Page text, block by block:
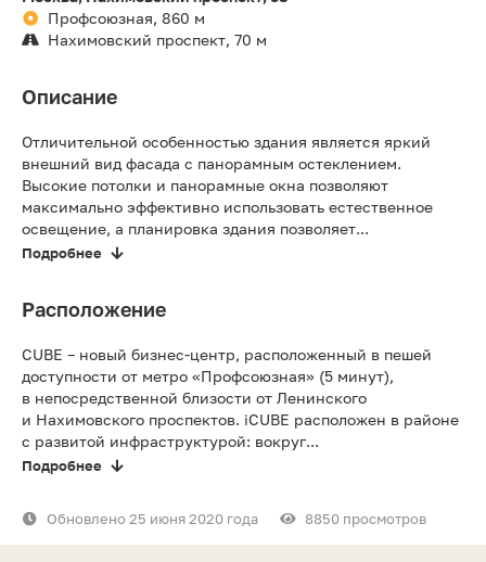
Профсоюзная, 860 м
Нахимовский проспект, 70 м
Описание
Отличительной особенностью здания является яркий
внешний вид фасада с панорамным остеклением.
Высокие потолки и панорамные окна позволяют
максимально эффективно использовать естественное
освещение, а планировка здания позволяет...
Подробнее
Расположение
CUBE – новый бизнес-центр, расположенный в пешей
доступности от метро «Профсоюзная» (5 минут),
в непосредственной близости от Ленинского
и Нахимовского проспектов. iCUBE расположен в районе
с развитой инфраструктурой: вокруг...
Подробнее
Обновлено 25 июня 2020 года 8850 просмотров